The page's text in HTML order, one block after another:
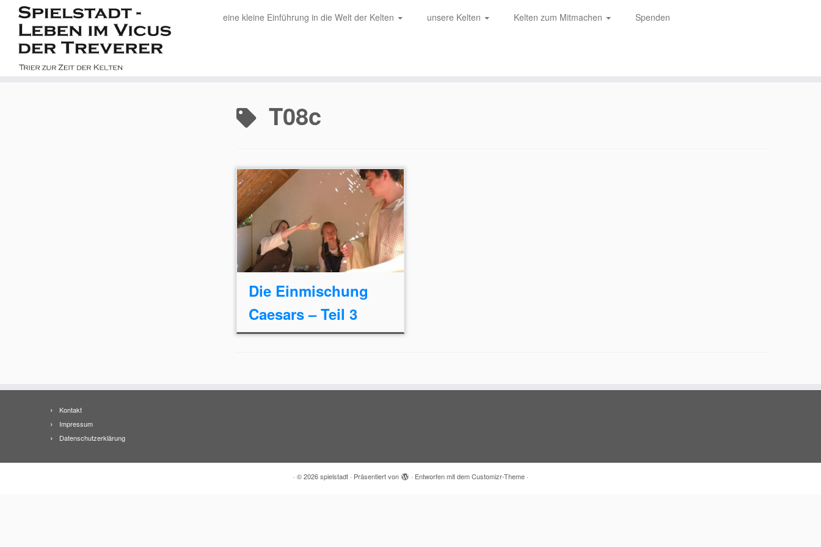
eine kleine Einführung in die Welt der Kelten unsere Kelten Kelten zum Mitmachen Spenden
T08c
Die Einmischung
Caesars – Teil 3
Kontakt
Impressum
Datenschutzerklärung
· © 2026 spielstadt· Präsentiert von · Entworfen mit demCustomizr-Theme·